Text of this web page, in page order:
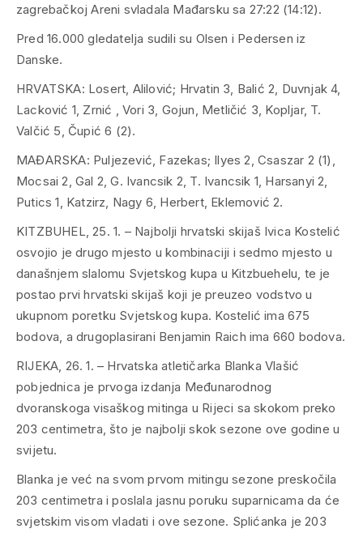
zagrebačkoj Areni svladala Mađarsku sa 27:22 (14:12).
Pred 16.000 gledatelja sudili su Olsen i Pedersen iz
Danske.
HRVATSKA: Losert, Alilović; Hrvatin 3, Balić 2, Duvnjak 4,
Lacković 1, Zrnić , Vori 3, Gojun, Metličić 3, Kopljar, T.
Valčić 5, Čupić 6 (2).
MAĐARSKA: Puljezević, Fazekas; Ilyes 2, Csaszar 2 (1),
Mocsai 2, Gal 2, G. Ivancsik 2, T. Ivancsik 1, Harsanyi 2,
Putics 1, Katzirz, Nagy 6, Herbert, Eklemović 2.
KITZBUHEL, 25. 1. – Najbolji hrvatski skijaš Ivica Kostelić
osvojio je drugo mjesto u kombinaciji i sedmo mjesto u
današnjem slalomu Svjetskog kupa u Kitzbuehelu, te je
postao prvi hrvatski skijaš koji je preuzeo vodstvo u
ukupnom poretku Svjetskog kupa. Kostelić ima 675
bodova, a drugoplasirani Benjamin Raich ima 660 bodova.
RIJEKA, 26. 1. – Hrvatska atletičarka Blanka Vlašić
pobjednica je prvoga izdanja Međunarodnog
dvoranskoga visaškog mitinga u Rijeci sa skokom preko
203 centimetra, što je najbolji skok sezone ove godine u
svijetu.
Blanka je već na svom prvom mitingu sezone preskočila
203 centimetra i poslala jasnu poruku suparnicama da će
svjetskim visom vladati i ove sezone. Splićanka je 203